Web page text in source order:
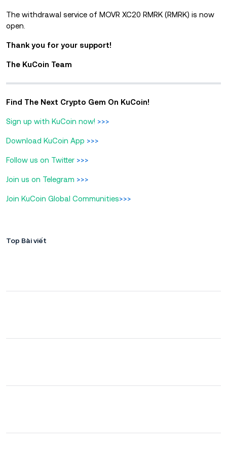
The withdrawal service of MOVR XC20 RMRK (RMRK) is now
open.
Thank you for your support!
The KuCoin Team
Find The Next Crypto Gem On KuCoin!
Sign up with KuCoin now! >>>
Download KuCoin App >>>
Follow us on Twitter >>>
Join us on Telegram >>>
Join KuCoin Global Communities>>>
Top Bài viết